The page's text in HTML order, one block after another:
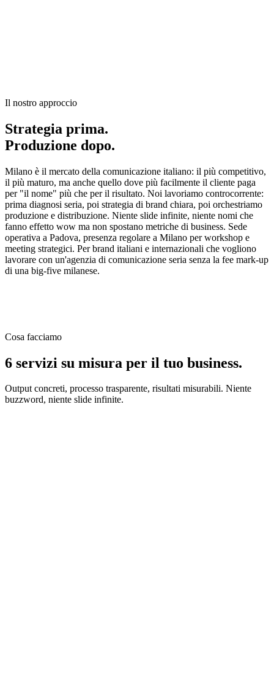
Il nostro approccio
Strategia prima.
Produzione dopo.
Milano è il mercato della comunicazione italiano: il più competitivo,
il più maturo, ma anche quello dove più facilmente il cliente paga
per "il nome" più che per il risultato. Noi lavoriamo controcorrente:
prima diagnosi seria, poi strategia di brand chiara, poi orchestriamo
produzione e distribuzione. Niente slide infinite, niente nomi che
fanno effetto wow ma non spostano metriche di business. Sede
operativa a Padova, presenza regolare a Milano per workshop e
meeting strategici. Per brand italiani e internazionali che vogliono
lavorare con un'agenzia di comunicazione seria senza la fee mark-up
di una big-five milanese.
Cosa facciamo
6 servizi su misura per il tuo business.
Output concreti, processo trasparente, risultati misurabili. Niente
buzzword, niente slide infinite.